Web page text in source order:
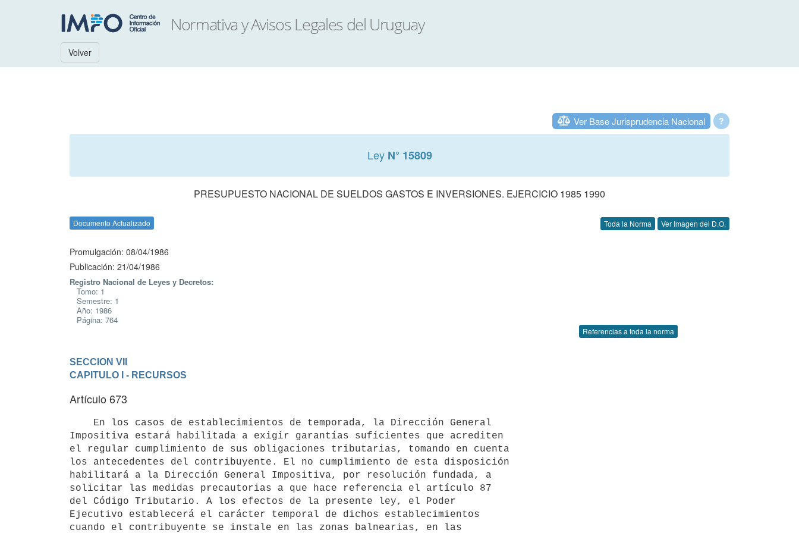
Volver
?
Ver Base Jurisprudencia Nacional
Ley N° 15809
PRESUPUESTO NACIONAL DE SUELDOS GASTOS E INVERSIONES. EJERCICIO 1985 1990
Documento Actualizado Toda la Norma Ver Imagen del D.O.
Promulgación: 08/04/1986
Publicación: 21/04/1986
Registro Nacional de Leyes y Decretos:
Tomo: 1
Semestre: 1
Año: 1986
Página: 764
Referencias a toda la norma
SECCION VII
CAPITULO I - RECURSOS
Artículo 673
Impositiva estará habilitada a exigir garantías suficientes que acrediten
el regular cumplimiento de sus obligaciones tributarias, tomando en cuenta
los antecedentes del contribuyente. El no cumplimiento de esta disposición
habilitará a la Dirección General Impositiva, por resolución fundada, a
solicitar las medidas precautorias a que hace referencia el artículo 87
del Código Tributario. A los efectos de la presente ley, el Poder
Ejecutivo establecerá el carácter temporal de dichos establecimientos
cuando el contribuyente se instale en las zonas balnearias, en las